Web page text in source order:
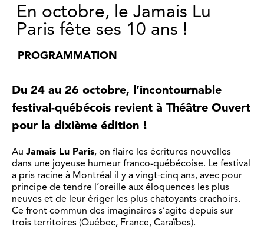
En octobre, le Jamais Lu
Paris fête ses 10 ans !
PROGRAMMATION
Du 24 au 26 octobre, l’incontournable
festival-québécois revient à Théâtre Ouvert
pour la dixième édition !
Au Jamais Lu Paris, on flaire les écritures nouvelles
dans une joyeuse humeur franco-québécoise. Le festival
a pris racine à Montréal il y a vingt-cinq ans, avec pour
principe de tendre l’oreille aux éloquences les plus
neuves et de leur ériger les plus chatoyants crachoirs.
Ce front commun des imaginaires s’agite depuis sur
trois territoires (Québec, France, Caraïbes).